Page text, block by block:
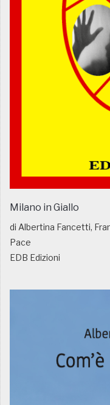
Milano in Giallo
di Albertina Fancetti,
Pace
EDB Edizioni